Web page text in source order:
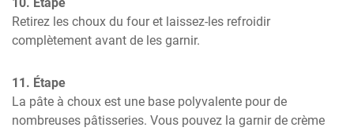
Retirez les choux du four et laissez-les refroidir
complètement avant de les garnir.
11. Étape
La pâte à choux est une base polyvalente pour de
nombreuses pâtisseries. Vous pouvez la garnir de crème